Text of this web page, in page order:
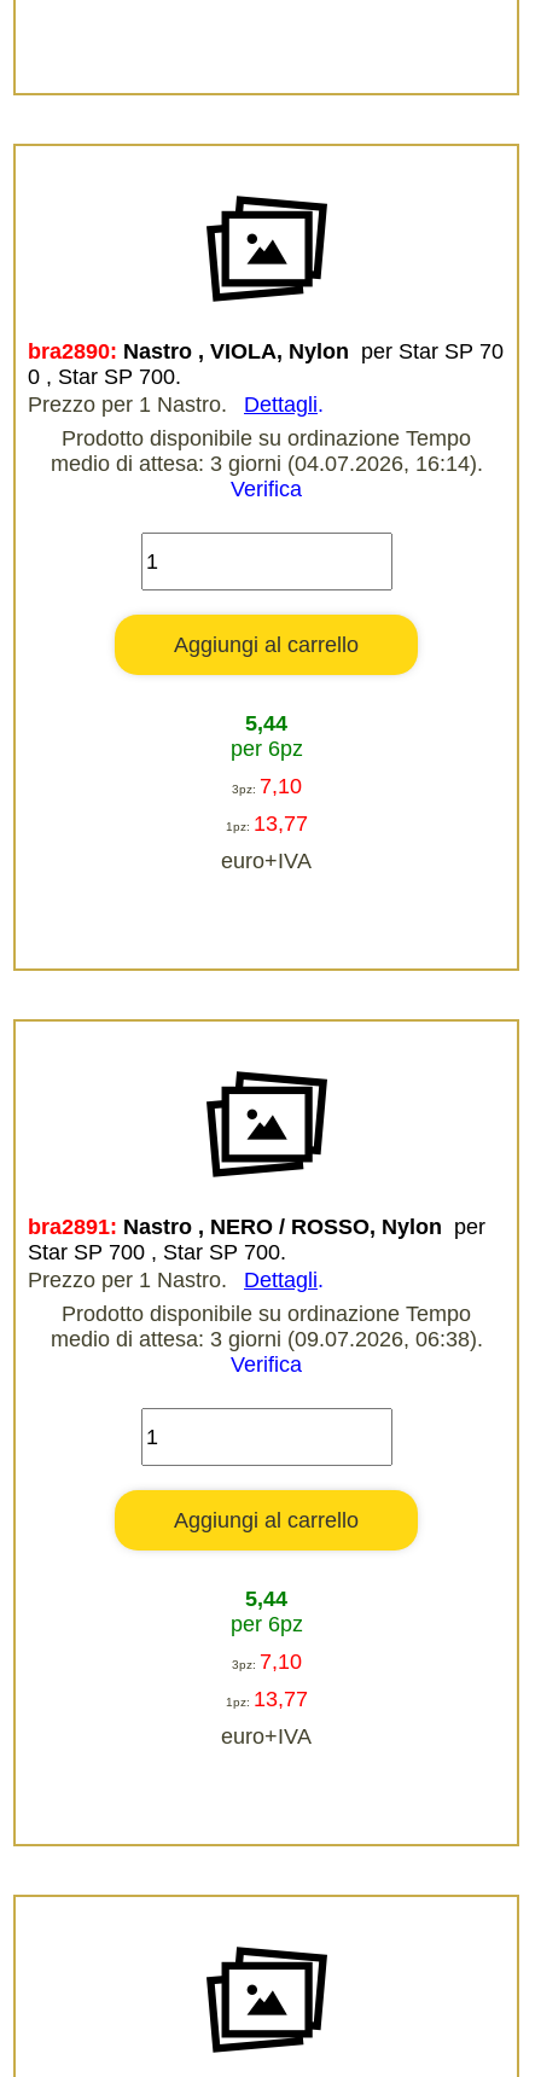
bra2890: Nastro , VIOLA, Nylon per Star SP 70
0 , Star SP 700.
Prezzo per 1 Nastro.
Dettagli.
Prodotto disponibile su ordinazione Tempo
medio di attesa: 3 giorni (04.07.2026, 16:14).
Verifica
5,44
per 6pz
3pz: 7,10
1pz: 13,77
euro+IVA
bra2891: Nastro , NERO / ROSSO, Nylon per
Star SP 700 , Star SP 700.
Prezzo per 1 Nastro.
Dettagli.
Prodotto disponibile su ordinazione Tempo
medio di attesa: 3 giorni (09.07.2026, 06:38).
Verifica
5,44
per 6pz
3pz: 7,10
1pz: 13,77
euro+IVA